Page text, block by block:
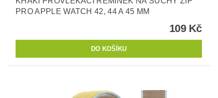
PRO APPLE WATCH 42, 44 A 45 MM
109 Kč